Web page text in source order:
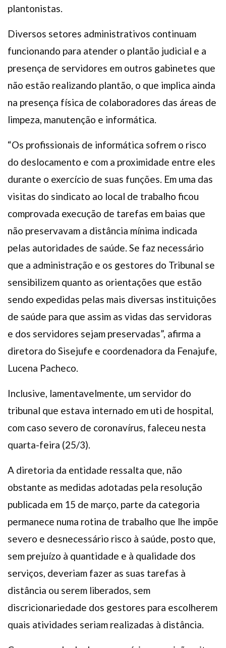
plantonistas.
Diversos setores administrativos continuam
funcionando para atender o plantão judicial e a
presença de servidores em outros gabinetes que
não estão realizando plantão, o que implica ainda
na presença física de colaboradores das áreas de
limpeza, manutenção e informática.
“Os profissionais de informática sofrem o risco
do deslocamento e com a proximidade entre eles
durante o exercício de suas funções. Em uma das
visitas do sindicato ao local de trabalho ficou
comprovada execução de tarefas em baias que
não preservavam a distância mínima indicada
pelas autoridades de saúde. Se faz necessário
que a administração e os gestores do Tribunal se
sensibilizem quanto as orientações que estão
sendo expedidas pelas mais diversas instituições
de saúde para que assim as vidas das servidoras
e dos servidores sejam preservadas”, afirma a
diretora do Sisejufe e coordenadora da Fenajufe,
Lucena Pacheco.
Inclusive, lamentavelmente, um servidor do
tribunal que estava internado em uti de hospital,
com caso severo de coronavírus, faleceu nesta
quarta-feira (25/3).
A diretoria da entidade ressalta que, não
obstante as medidas adotadas pela resolução
publicada em 15 de março, parte da categoria
permanece numa rotina de trabalho que lhe impõe
severo e desnecessário risco à saúde, posto que,
sem prejuízo à quantidade e à qualidade dos
serviços, deveriam fazer as suas tarefas à
distância ou serem liberados, sem
discricionariedade dos gestores para escolherem
quais atividades seriam realizadas à distância.